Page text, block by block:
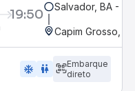
19:50 Salvador, BA -
Capim Grosso, BA
ac_unit wc
Embarque
direto